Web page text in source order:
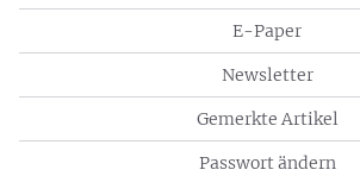
E-Paper
Newsletter
Gemerkte Artikel
Passwort ändern